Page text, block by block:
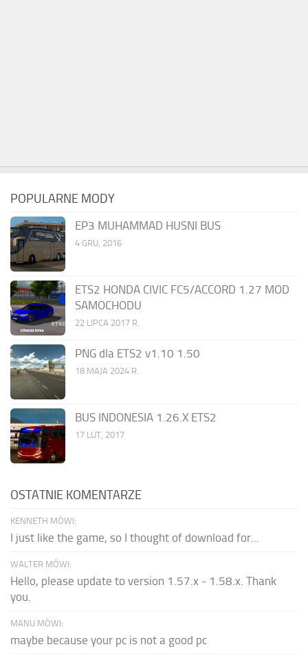
POPULARNE MODY
EP3 MUHAMMAD HUSNI BUS
4 GRU, 2016
ETS2 HONDA CIVIC FC5/ACCORD 1.27 MOD
SAMOCHODU
22 LIPCA 2017 R.
PNG dla ETS2 v1.10 1.50
18 MAJA 2024 R.
BUS INDONESIA 1.26.X ETS2
17 LUT, 2017
OSTATNIE KOMENTARZE
KENNETH MÓWI:
I just like the game, so I thought of download for...
WALTER MÓWI:
Hello, please update to version 1.57.x - 1.58.x. Thank
you.
MANU MÓWI:
maybe because your pc is not a good pc